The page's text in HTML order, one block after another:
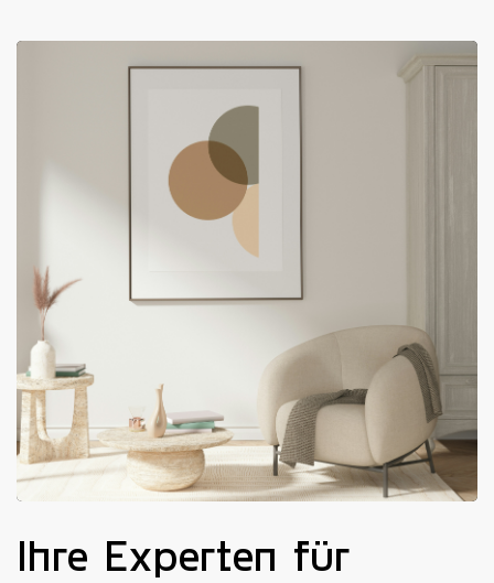
Ihre Experten für